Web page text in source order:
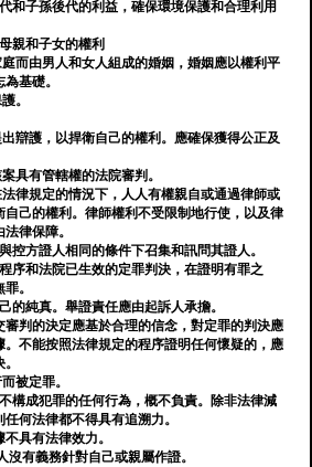
和子孫後代的利益，確保環境保護和合理利用
親和子女的權利
而由男人和女人組成的婚姻，婚姻應以權利平
基礎。
。
辯護，以捍衛自己的權利。應確保獲得公正及
具有管轄權的法院審判。
律規定的情況下，人人有權親自或通過律師或
自己的權利。律師權利不受限制地行使，以及律
律保障。
控方證人相同的條件下召集和訊問其證人。
序和法院已生效的定罪判決，在證明有罪之
。
的純真。舉證責任應由起訴人承擔。
審判的決定應基於合理的信念，對定罪的判決應
。不能按照法律規定的程序證明任何懷疑的，應
被定罪。
構成犯罪的任何行為，概不負責。除非法律減
何法律都不得具有追溯力。
具有法律效力。
沒有義務針對自己或親屬作證。